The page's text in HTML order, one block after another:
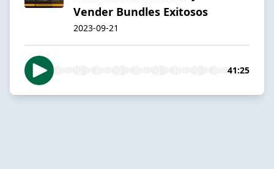
Vender Bundles Exitosos
2023-09-21
41:25